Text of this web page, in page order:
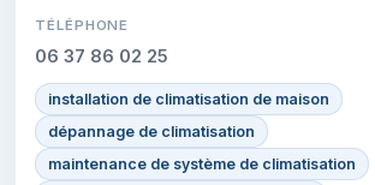
TÉLÉPHONE
06 37 86 02 25
installation de climatisation de maison
dépannage de climatisation
maintenance de système de climatisation